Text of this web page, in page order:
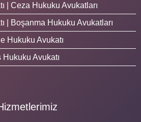
| Ceza Hukuku Avukatları
| Boşanma Hukuku Avukatları
Hukuku Avukatı
Hukuku Avukatı